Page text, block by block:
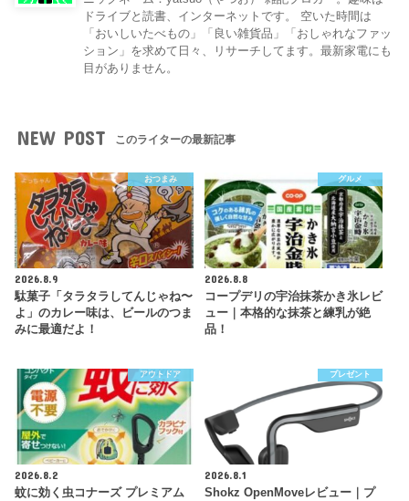
ドライブと読書、インターネットです。 空いた時間は
「おいしいたべもの」「良い雑貨品」「おしゃれなファッ
ション」を求めて日々、リサーチしてます。最新家電にも
目がありません。
NEW POST このライターの最新記事
おつまみ
2026.8.9
駄菓子「タラタラしてんじゃね〜
よ」のカレー味は、ビールのつま
みに最適だよ！
グルメ
2026.8.8
コープデリの宇治抹茶かき氷レビ
ュー｜本格的な抹茶と練乳が絶
品！
アウトドア
2026.8.2
蚊に効く虫コナーズ プレミアム
プレゼント
2026.8.1
Shokz OpenMoveレビュー｜プ